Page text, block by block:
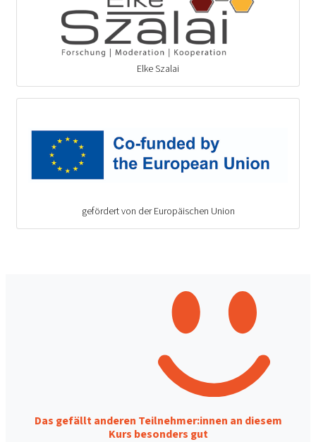
Elke Szalai
gefördert von der Europäischen Union
Das gefällt anderen Teilnehmer:innen an diesem
Kurs besonders gut